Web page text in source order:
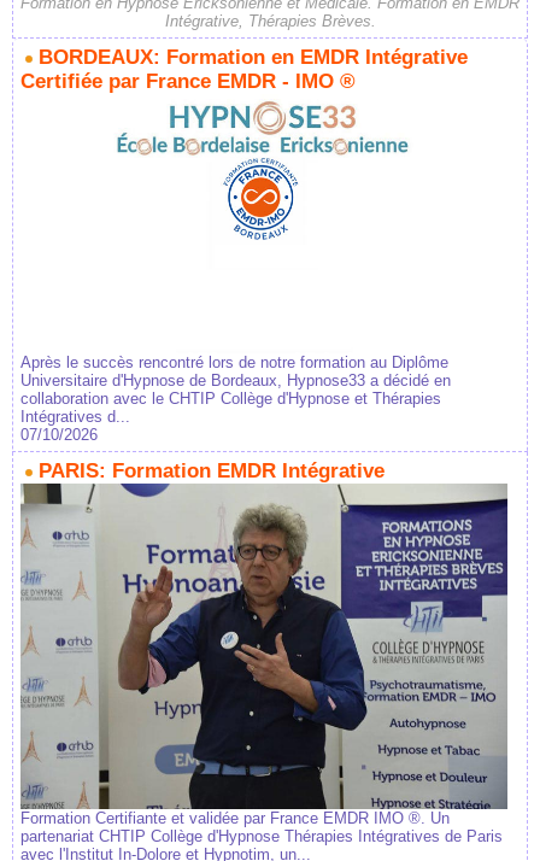
Intégrative, Thérapies Brèves.
BORDEAUX: Formation en EMDR Intégrative
Certifiée par France EMDR - IMO ®
Après le succès rencontré lors de notre formation au Diplôme
Universitaire d'Hypnose de Bordeaux, Hypnose33 a décidé en
collaboration avec le CHTIP Collège d'Hypnose et Thérapies
Intégratives d...
07/10/2026
PARIS: Formation EMDR Intégrative
Formation Certifiante et validée par France EMDR IMO ®. Un
partenariat CHTIP Collège d'Hypnose Thérapies Intégratives de Paris
avec l'Institut In-Dolore et Hypnotim, un...